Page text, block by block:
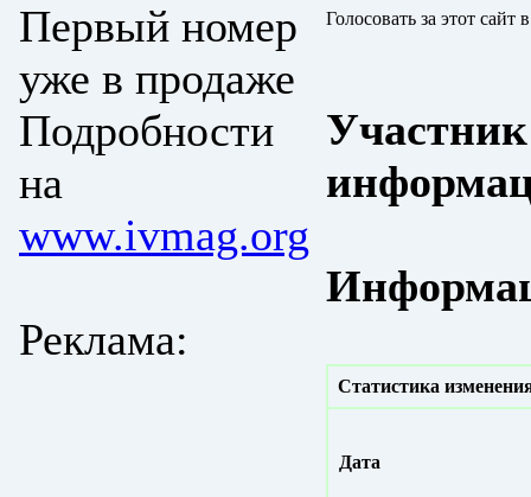
Первый номер
уже в продаже
Подробности
на
www.ivmag.org
Реклама:
Голосовать за этот сайт
Статистика
Дата